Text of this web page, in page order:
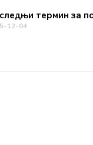
термин за
12-04